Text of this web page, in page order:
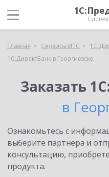
Главная Сервисы ИТС
1С:ДиректБанк в Георгиевске
Заказать
в
Ознакомьтесь с
выберите партнёра и
консультацию,
продукта.